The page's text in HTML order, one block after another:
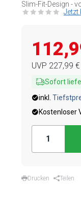
Slim-Fit-Design -
Jetzt
UVP 227,99 €
Sofort
inkl.
Kostenloser
Drucken Teilen